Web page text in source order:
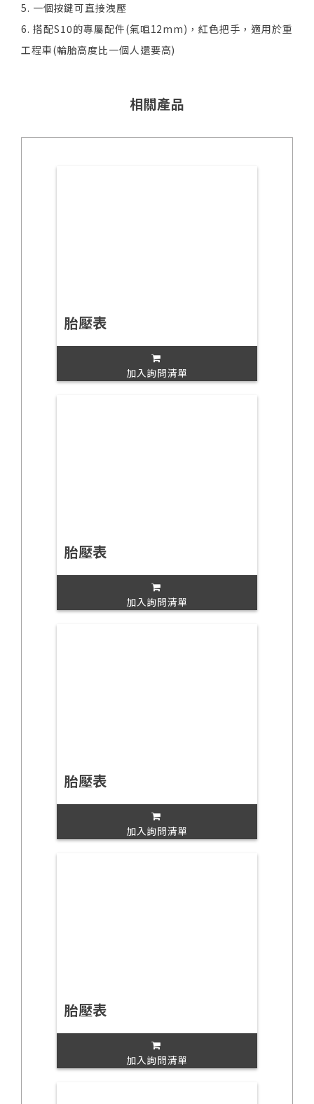
5. 一個按鍵可直接洩壓
6. 搭配S10的專屬配件(氣咀12mm)，紅色把手，適用於重
工程車(輪胎高度比一個人還要高)
相關產品
胎壓表
加入詢問清單
胎壓表
加入詢問清單
胎壓表
加入詢問清單
胎壓表
加入詢問清單